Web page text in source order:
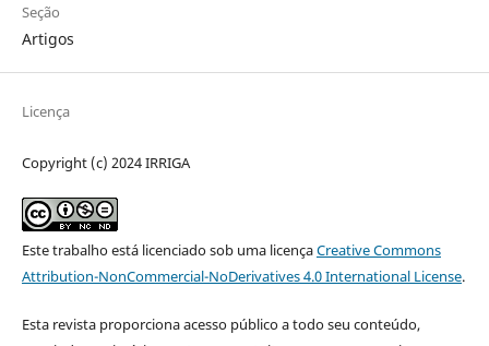
Seção
Artigos
Licença
Copyright (c) 2024 IRRIGA
Este trabalho está licenciado sob uma licençaCreative Commons
Attribution-NonCommercial-NoDerivatives 4.0 International License.
Esta revista proporciona acesso público a todo seu conteúdo,